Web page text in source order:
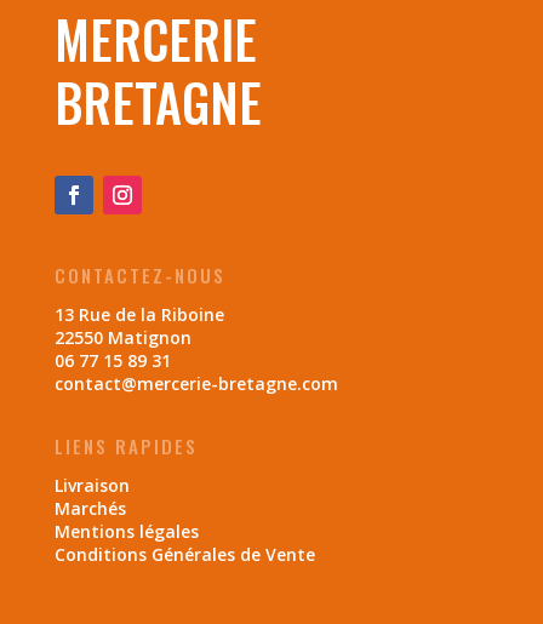
MERCERIE
BRETAGNE
CONTACTEZ-NOUS
13 Rue de la Riboine
22550 Matignon
06 77 15 89 31
contact@mercerie-bretagne.com
LIENS RAPIDES
Livraison
Marchés
Mentions légales
Conditions Générales de Vente